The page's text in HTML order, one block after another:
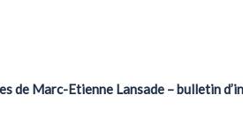
de Marc-Etienne Lansade – bulletin